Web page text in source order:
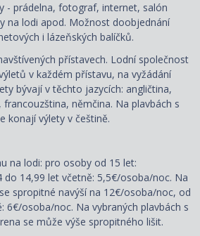
- prádelna, fotograf, internet, salón
na lodi apod. Možnost doobjednání
i lázeňských balíčků.
přístavech. Lodní společnost
v každém přístavu, na vyžádání
bývají v těchto jazycích: angličtina,
němčina. Na plavbách s
konají výlety v češtině.
na lodi: pro osoby od 15 let:
14,99 let včetně: 5,5€/osoba/noc. Na
spropitné navýší na 12€/osoba/noc, od
6€/osoba/noc. Na vybraných plavbách s
se může výše spropitného lišit.